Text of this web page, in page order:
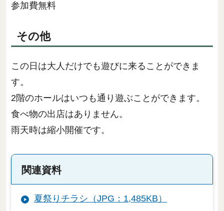
参加費無料
その他
この日は大人だけでも遊びに来ることができま
す。
2階のホールはいつも通り遊ぶことができます。
食べ物の出店はありません。
雨天時は縮小開催です。
関連資料
夏祭りチラシ（JPG：1,485KB）